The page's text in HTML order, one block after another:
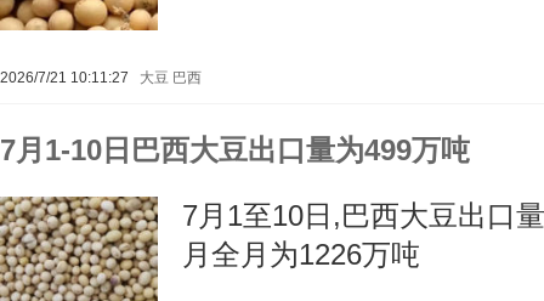
2026/7/21 10:11:27 大豆 巴西
7月1-10日巴西大豆出口量为499万吨
7月1至10日,巴西大豆出口
月全月为1226万吨